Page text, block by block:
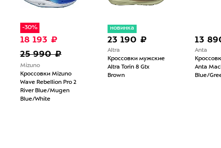
-30%
18 193 ₽
25 990 ₽
Mizuno
Кроссовки Mizuno
Wave Rebellion Pro 2
River Blue/Mugen
Blue/White
новинка
23 190 ₽
Altra
Кроссовки мужские
Altra Torin 8 Gtx
Brown
13
Anta
Anta
Blue/